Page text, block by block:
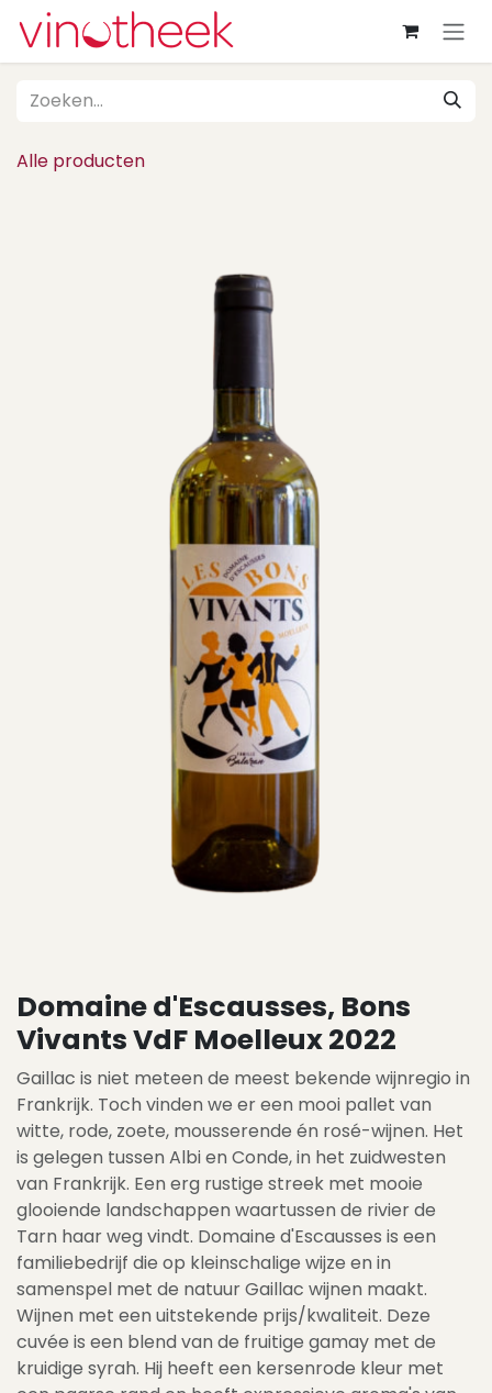
Overslaan naar inhoud
Alle producten
Domaine d'Escausses, Bons
Vivants VdF Moelleux 2022
Gaillac is niet meteen de meest bekende wijnregio in
Frankrijk. Toch vinden we er een mooi pallet van
witte, rode, zoete, mousserende én rosé-wijnen. Het
is gelegen tussen Albi en Conde, in het zuidwesten
van Frankrijk. Een erg rustige streek met mooie
glooiende landschappen waartussen de rivier de
Tarn haar weg vindt. Domaine d'Escausses is een
familiebedrijf die op kleinschalige wijze en in
samenspel met de natuur Gaillac wijnen maakt.
Wijnen met een uitstekende prijs/kwaliteit. Deze
cuvée is een blend van de fruitige gamay met de
kruidige syrah. Hij heeft een kersenrode kleur met